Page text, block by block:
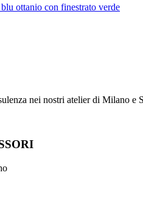
ottanio con finestrato verde
nei nostri atelier di Milano e